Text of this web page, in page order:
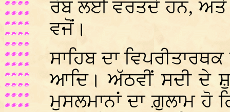
ਰੱਬ ਲਈ ਵਰਤਦੇ ਹਨ, ਅਤੇ
ਵਜੋਂ।
ਸਾਹਿਬ ਦਾ
ਆਦਿ। ਅੱਠਵੀਂ ਸਦੀ ਦੇ
ਮੁਸਲਮਾਨਾਂ ਦਾ ਗ਼ੁਲਾਮ ਹੋ